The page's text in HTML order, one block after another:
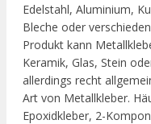
Edelstahl, Aluminium,
Bleche oder
Produkt kann
Keramik, Glas, Stein
allerdings recht
Art von Metallkleber.
Epoxidkleber, 2-